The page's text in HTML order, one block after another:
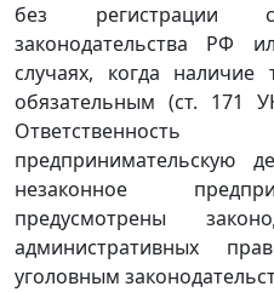
без регистрации
законодательства РФ
случаях, когда наличие
обязательным (ст. 171
предпринимательскую
незаконное
предусмотрены
административных
уголовным